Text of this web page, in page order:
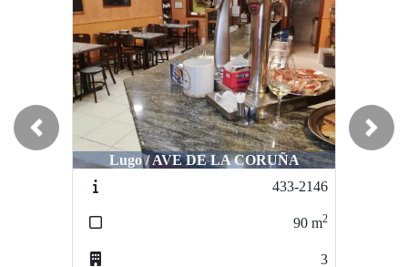
Lugo / AVE DE LA CORUÑALugo / FONTIÑAS
777-A2479
250m2
0
Previous Next